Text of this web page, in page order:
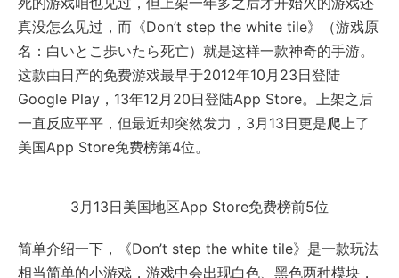
真没怎么见过，而《Don’t step the white tile》（游戏原
名：白いとこ歩いたら死亡）就是这样一款神奇的手游。
这款由日产的免费游戏最早于2012年10月23日登陆
Google Play，13年12月20日登陆App Store。上架之后
一直反应平平，但最近却突然发力，3月13日更是爬上了
美国App Store免费榜第4位。
3月13日美国地区App Store免费榜前5位
简单介绍一下，《Don’t step the white tile》是一款玩法
相当简单的小游戏，游戏中会出现白色、黑色两种模块，